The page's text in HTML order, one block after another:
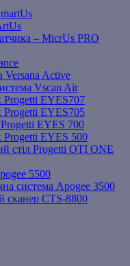
– MicrUs PRO
Versana Active
Vscan Air
Progetti EYES707
Progetti EYES705
EYES 700
Progetti EYES 500
стіл Progetti OTI ONE
5500
система Apogee 3500
сканер CTS-8800